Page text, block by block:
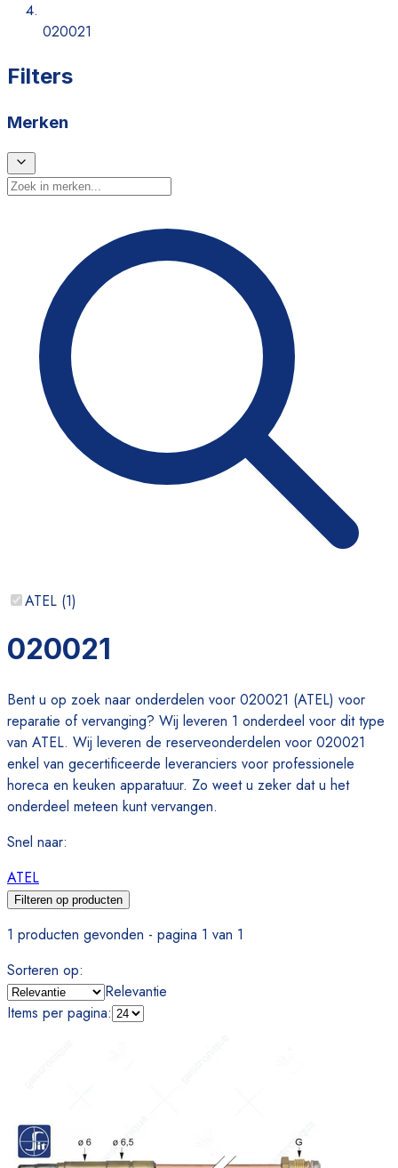
020021
Filters
Merken
ATEL (1)
020021
Bent u op zoek naar onderdelen voor 020021 (ATEL) voor
reparatie of vervanging? Wij leveren 1 onderdeel voor dit type
van ATEL. Wij leveren de reserveonderdelen voor 020021
enkel van gecertificeerde leveranciers voor professionele
horeca en keuken apparatuur. Zo weet u zeker dat u het
onderdeel meteen kunt vervangen.
Snel naar:
ATEL
Filteren op producten
1 producten gevonden - pagina 1 van 1
Sorteren op:
Relevantie
Items per pagina: